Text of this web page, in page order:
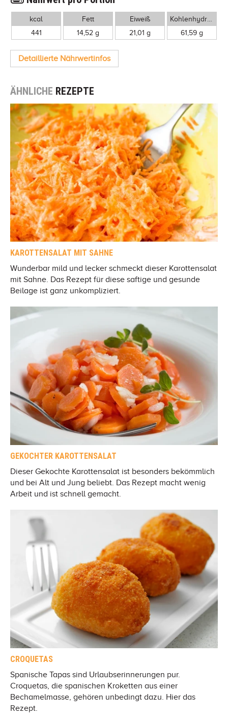
kcal
441
Fett
14,52 g
Eiweiß
21,01 g
61,59 g
Detaillierte Nährwertinfos
ÄHNLICHE REZEPTE
KAROTTENSALAT MIT SAHNE
Wunderbar mild und lecker schmeckt dieser Karottensalat
mit Sahne. Das Rezept für diese saftige und gesunde
Beilage ist ganz unkompliziert.
GEKOCHTER KAROTTENSALAT
Dieser Gekochte Karottensalat ist besonders bekömmlich
und bei Alt und Jung beliebt. Das Rezept macht wenig
Arbeit und ist schnell gemacht.
CROQUETAS
Spanische Tapas sind Urlaubserinnerungen pur.
Croquetas, die spanischen Kroketten aus einer
Bechamelmasse, gehören unbedingt dazu. Hier das
Rezept.